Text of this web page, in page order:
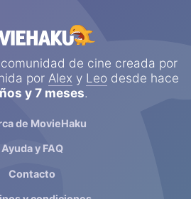
de cine creada por
por Alex y Leo desde hace
y 7 meses.
de MovieHaku
Ayuda y FAQ
Contacto